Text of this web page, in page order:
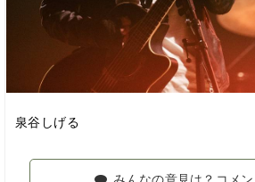
泉谷しげる
みんなの意見は？コメ